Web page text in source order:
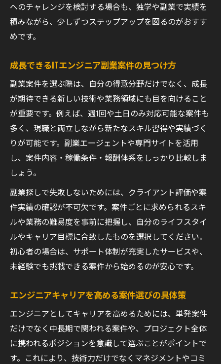
へのチャレンジを検討する場合も、独学や副業で実績を
積みながら、少しずつステップアップを図るのがおすす
めです。
成長できるITエンジニア副業案件の見つけ方
副業案件を選ぶ際は、自分の得意分野だけでなく、成長
が期待できる新しい技術や業務領域にも目を向けること
が重要です。例えば、週1回や土日のみ対応可能な案件も
多く、現職と両立しながら新たなスキル習得や実績づく
りが可能です。副業エージェントや専門サイトを活用
し、案件内容・稼働条件・報酬体系をしっかり比較しま
しょう。
副業探しで失敗しないためには、クライアント評価や案
件実績の確認が不可欠です。案件ごとに求められるスキ
ルや業務の難易度を事前に把握し、自分のライフスタイ
ルやキャリア目標に合致したものを選択してください。
初心者の場合は、サポート体制が充実したサービスや、
未経験でも挑戦できる案件から始めるのが安心です。
エンジニアキャリアを高める案件選びの具体策
エンジニアとしてキャリアを高めるためには、単発案件
だけでなく中長期で関われる案件や、プロジェクト全体
に携われるポジションを意識して選ぶことがポイントで
す。これにより、技術力だけでなくマネジメントやコミ